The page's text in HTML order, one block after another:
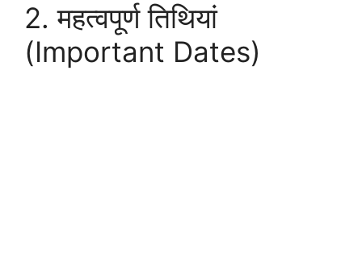
2. महत्वपूर्ण तिथियां
(Important Dates)